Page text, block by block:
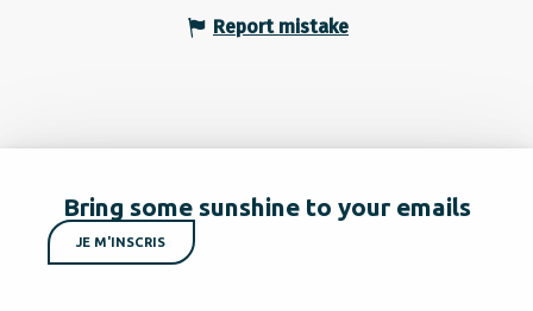
Report mistake
Bring some sunshine to your emails
JE M'INSCRIS